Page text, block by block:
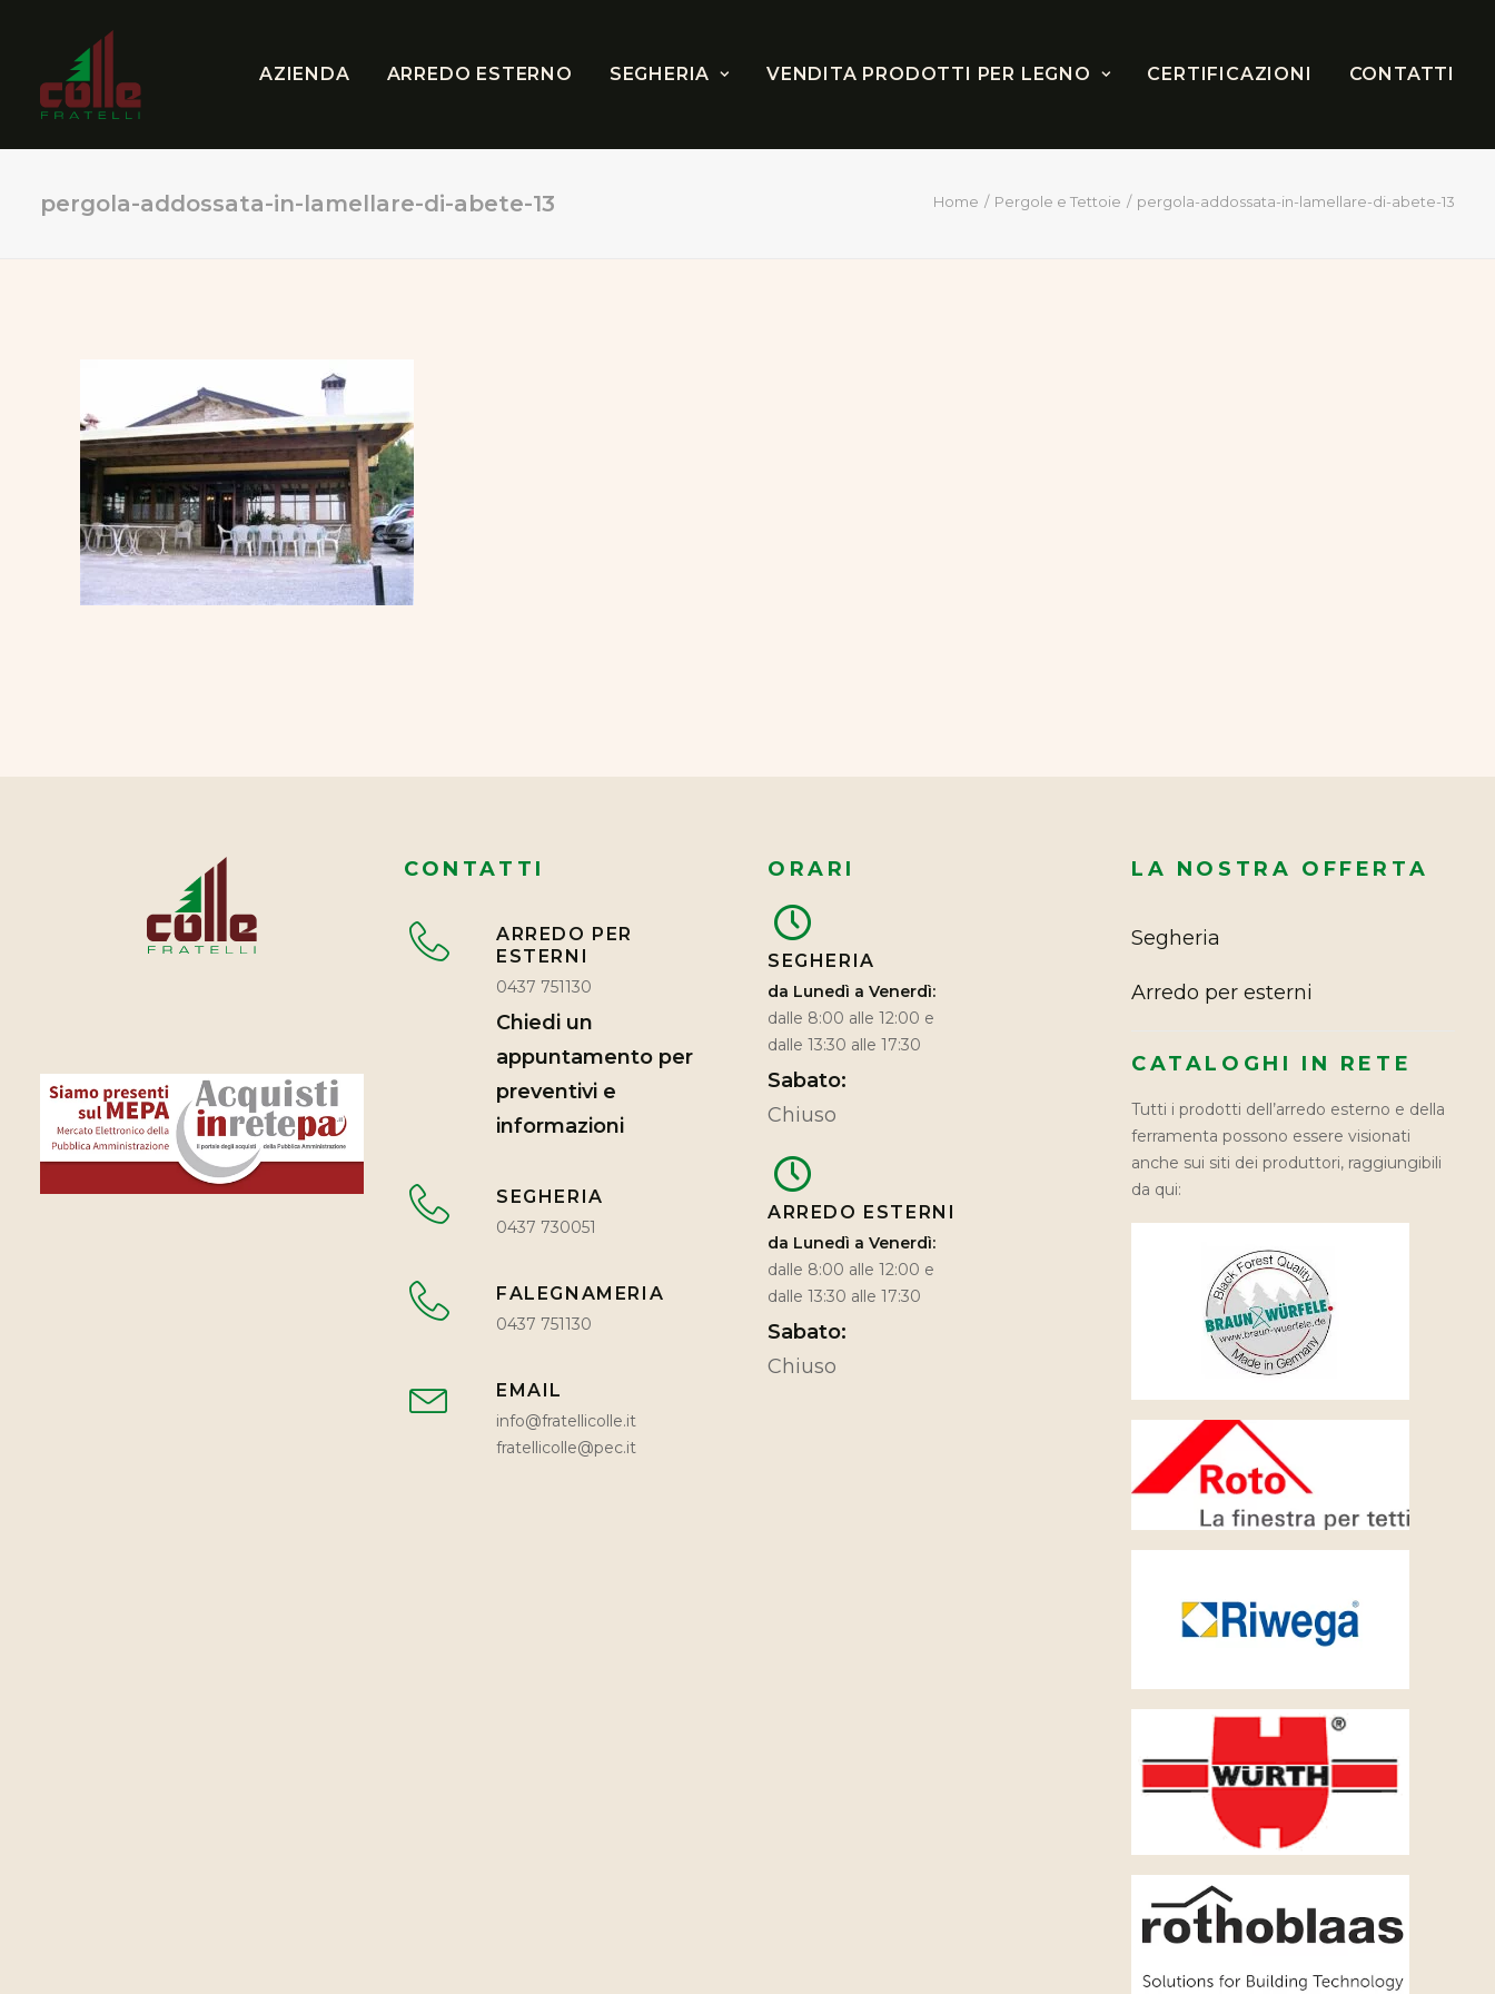
AZIENDA ARREDO ESTERNO SEGHERIA VENDITA PRODOTTI PER LEGNO CERTIFICAZIONI CONTATTI
pergola-addossata-in-lamellare-di-abete-13 Home Pergole e Tettoie pergola-addossata-in-lamellare-di-abete-13
CONTATTI
ARREDO PER
ESTERNI
0437 751130
Chiedi un
appuntamento per
preventivi e
informazioni
SEGHERIA
0437 730051
FALEGNAMERIA
0437 751130
EMAIL
info@fratellicolle.it
fratellicolle@pec.it
ORARI
SEGHERIA
da Lunedì a Venerdì:
dalle 8:00 alle 12:00 e
dalle 13:30 alle 17:30
Sabato:
Chiuso
ARREDO ESTERNI
da Lunedì a Venerdì:
dalle 8:00 alle 12:00 e
dalle 13:30 alle 17:30
Sabato:
Chiuso
LA NOSTRA OFFERTA
Segheria
Arredo per esterni
CATALOGHI IN RETE
Tutti i prodotti dell’arredo esterno e della
ferramenta possono essere visionati
anche sui siti dei produttori, raggiungibili
da qui: